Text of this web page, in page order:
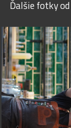
Ďalšie fotky od